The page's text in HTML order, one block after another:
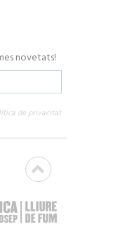
novetats!
de privacitat